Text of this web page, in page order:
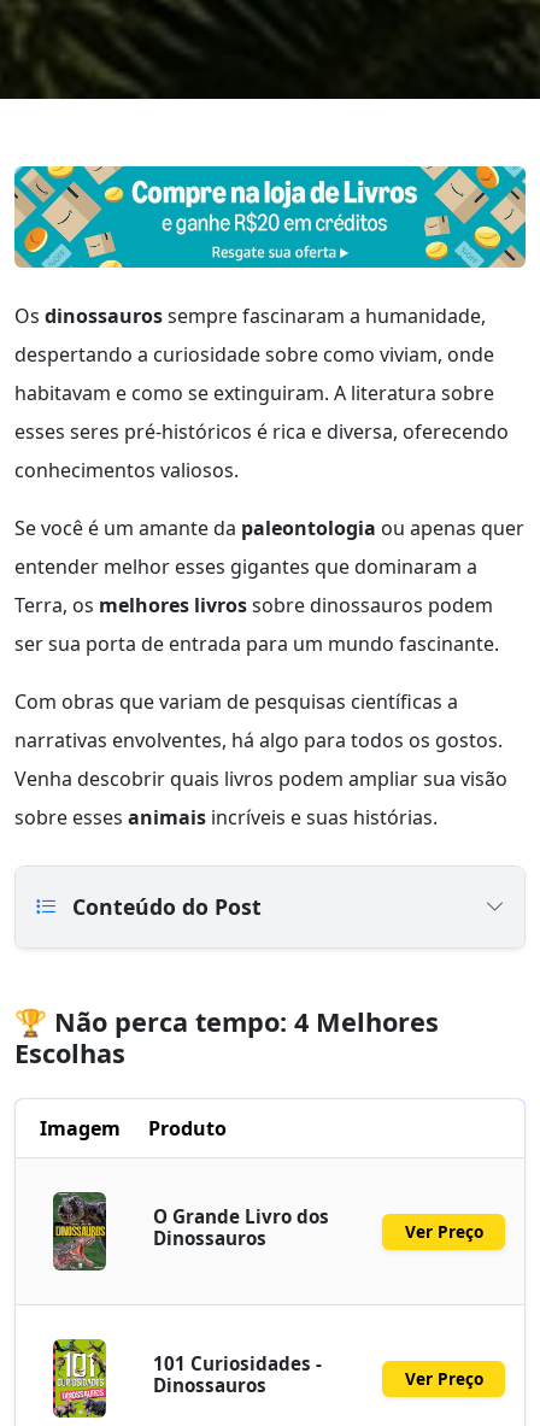
Os dinossaurossempre fascinaram a humanidade,
despertando a curiosidade sobre como viviam, onde
habitavam e como se extinguiram. A literatura sobre
esses seres pré-históricos é rica e diversa, oferecendo
conhecimentos valiosos.
Se você é um amante da paleontologia ou apenas quer
entender melhor esses gigantes que dominaram a
Terra, os melhores livrossobre dinossauros podem
ser sua porta de entrada para um mundo fascinante.
Com obras que variam de pesquisas científicas a
narrativas envolventes, há algo para todos os gostos.
Venha descobrir quais livros podem ampliar sua visão
sobre esses animais incríveis e suas histórias.
Conteúdo do Post
🏆 Não perca tempo: 4 Melhores
Escolhas
Imagem Produto
O Grande Livro dos
Dinossauros
Ver Preço
101 Curiosidades -
Dinossauros
Ver Preço